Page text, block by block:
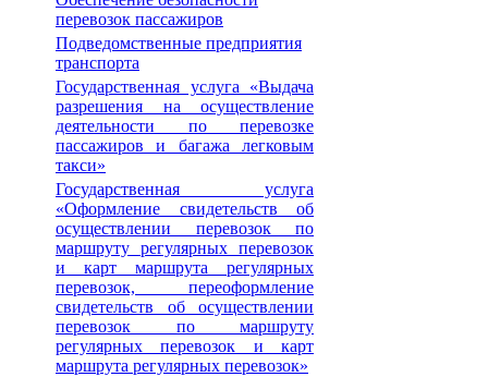
перевозок пассажиров
Подведомственные предприятия
транспорта
Государственная услуга «Выдача
разрешения на осуществление
деятельности по перевозке
пассажиров и багажа легковым
такси»
Государственная услуга
«Оформление свидетельств об
осуществлении перевозок по
маршруту регулярных перевозок
и карт маршрута регулярных
перевозок, переоформление
свидетельств об осуществлении
перевозок по маршруту
регулярных перевозок и карт
маршрута регулярных перевозок»